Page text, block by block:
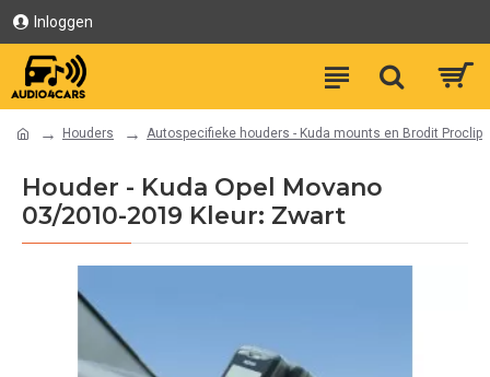
Inloggen
Houders Autospecifieke houders - Kuda mounts en Brodit Proclip
Houder - Kuda Opel Movano
03/2010-2019 Kleur: Zwart